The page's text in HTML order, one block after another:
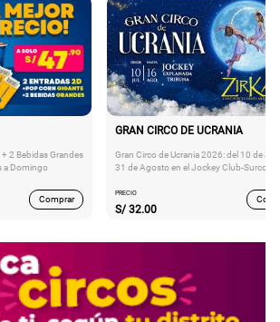
2 Bebidas Grandes
a Domingo
Comprar
GRAN CIRCO DE UCRANIA
Gran Circo de Ucrania 2026: del 10 de
31 de Agosto en el Jockey Club-Surco
PRECIO
S/ 32.00